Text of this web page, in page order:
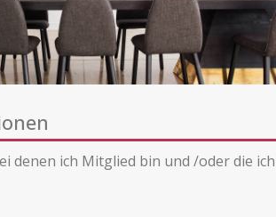
denen ich Mitglied bin und /oder die ich